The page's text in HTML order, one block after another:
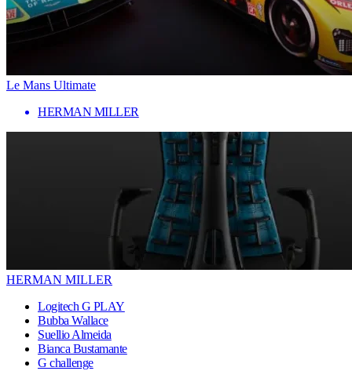
Le Mans Ultimate
HERMAN MILLER
HERMAN MILLER
Logitech G PLAY
Bubba Wallace
Suellio Almeida
Bianca Bustamante
G challenge